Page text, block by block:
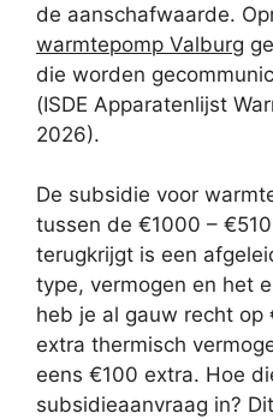
de aanschafwaarde.
warmtepomp Valburg
die worden
(ISDE Apparatenlijst
2026).
De subsidie voor
tussen de €1000 –
terugkrijgt is een
type, vermogen en het
heb je al gauw recht op
extra thermisch
eens €100 extra. Hoe
subsidieaanvraag in?